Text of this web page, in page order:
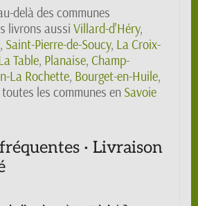
delà des communes
livrons aussi Villard-d'Héry,
, Saint-Pierre-de-Soucy, La Croix-
Table, Planaise, Champ-
La Rochette, Bourget-en-Huile,
toutes les communes en Savoie
· Livraison